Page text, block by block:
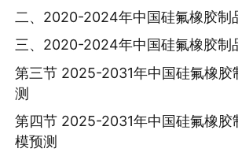
二、2020-2024年中国硅氟橡胶制
三、2020-2024年中国硅氟橡胶制
第三节 2025-2031年中国硅氟橡胶
测
第四节 2025-2031年中国硅氟橡胶
模预测